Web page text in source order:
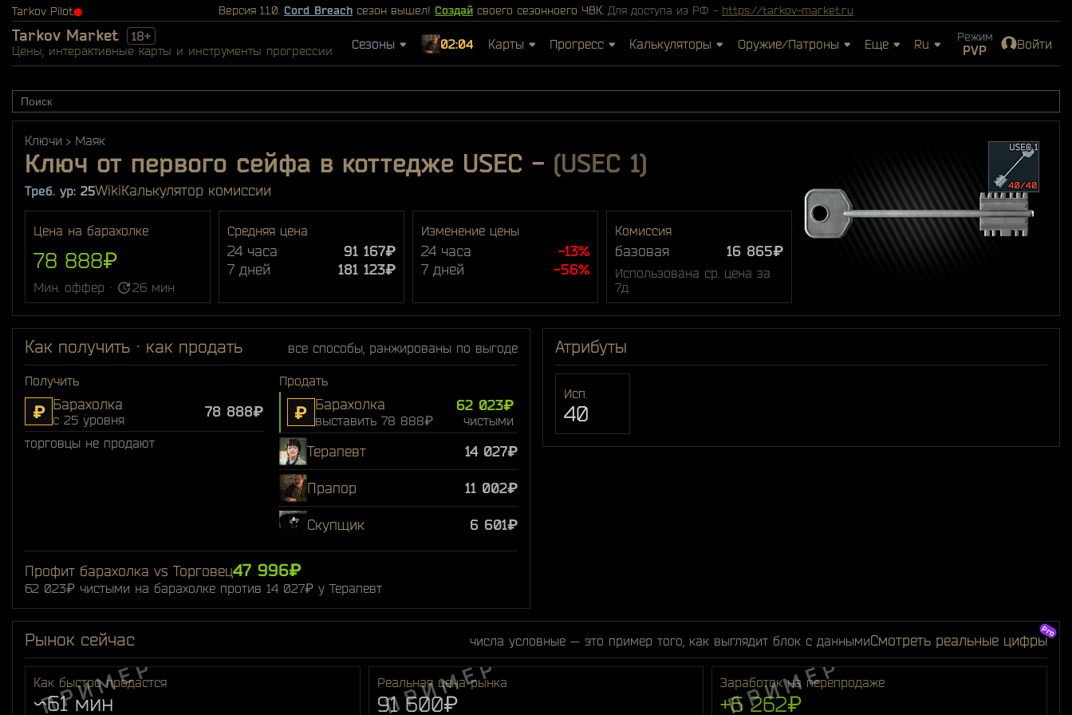
Tarkov Pilot⬤ Версия 1.1.0. Cord Breach сезон вышел! Создай своего сезонноего ЧВК. Для доступа из РФ - https://tarkov-market.ru
Tarkov Market 18+
Цены, интерактивные карты и инструменты прогрессии Сезоны 02:04 Карты Прогресс Калькуляторы Оружие/Патроны Еще Ru Режим
PVP Войти
Ключи Маяк
Ключ от первого сейфа в коттедже USEC - (USEC 1)
Треб. ур: 25WikiКалькулятор комиссии
Цена на барахолке
78 888₽
Мин. оффер · 26 мин
Средняя цена
24 часа
91 167₽
7 дней
181 123₽
Изменение цены
24 часа
-13%
7 дней
-56%
Комиссия
базовая 16 865₽
Использована ср. цена за
7д.
Как получить · как продать все способы, ранжированы по выгоде
Получить
₽ Барахолка
с 25 уровня
78 888₽
торговцы не продают
Продать
₽ Барахолка
выставить 78 888₽
62 023₽
чистыми
Терапевт 14 027₽
Прапор 11 002₽
Скупщик 6 601₽
Профит барахолка vs Торговец47 996₽
62 023₽ чистыми на барахолке против 14 027₽ у Терапевт
Атрибуты
Исп.
40
Рынок сейчас числа условные — это пример того, как выглядит блок с даннымиСмотреть реальные цифры
Как быстро продастся
~61 мин
Реальная цена рынка
91 600₽
Заработок на перепродаже
+6 262₽